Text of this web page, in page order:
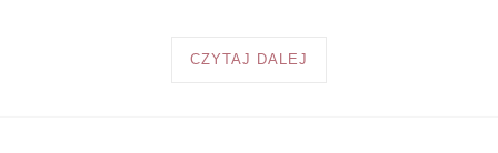
CZYTAJ DALEJ